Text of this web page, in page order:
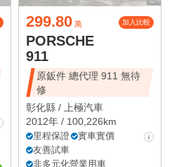
299.80 萬 加入比較
PORSCHE
911
原鈑件 總代理 911 無待
修
彰化縣 /
上極汽車
2012年 / 100,226km
里程保證
實車實價
友善試車
非多元化營業用車